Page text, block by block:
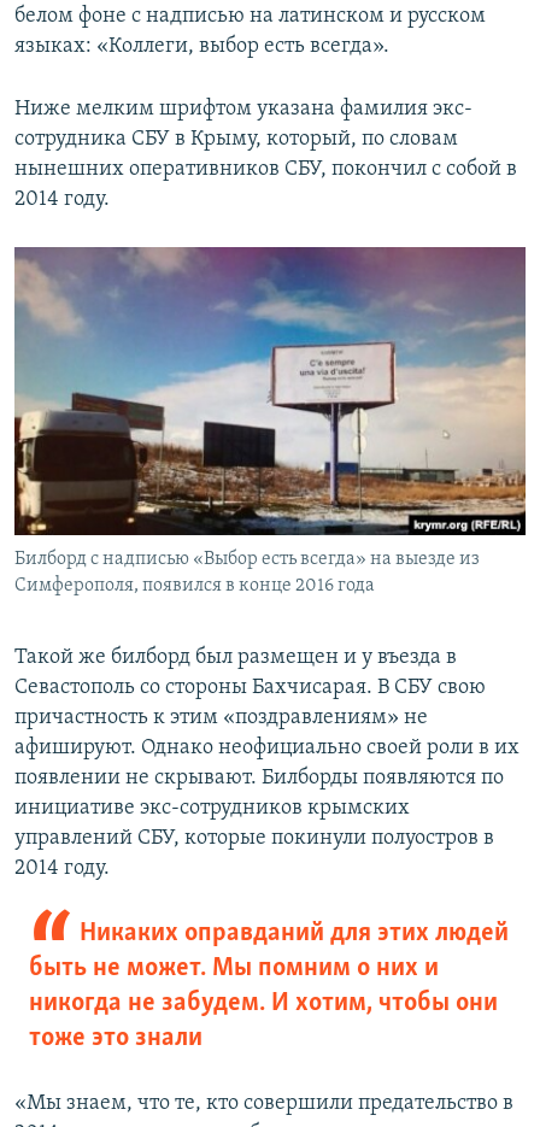
белом фоне с надписью на латинском и русском
языках: «Коллеги, выбор есть всегда».
Ниже мелким шрифтом указана фамилия экс-
сотрудника СБУ в Крыму, который, по словам
нынешних оперативников СБУ, покончил с собой в
2014 году.
Билборд с надписью «Выбор есть всегда» на выезде из
Симферополя, появился в конце 2016 года
Такой же билборд был размещен и у въезда в
Севастополь со стороны Бахчисарая. В СБУ свою
причастность к этим «поздравлениям» не
афишируют. Однако неофициально своей роли в их
появлении не скрывают. Билборды появляются по
инициативе экс-сотрудников крымских
управлений СБУ, которые покинули полуостров в
2014 году.
Никаких оправданий для этих людей
быть не может. Мы помним о них и
никогда не забудем. И хотим, чтобы они
тоже это знали
«Мы знаем, что те, кто совершили предательство в